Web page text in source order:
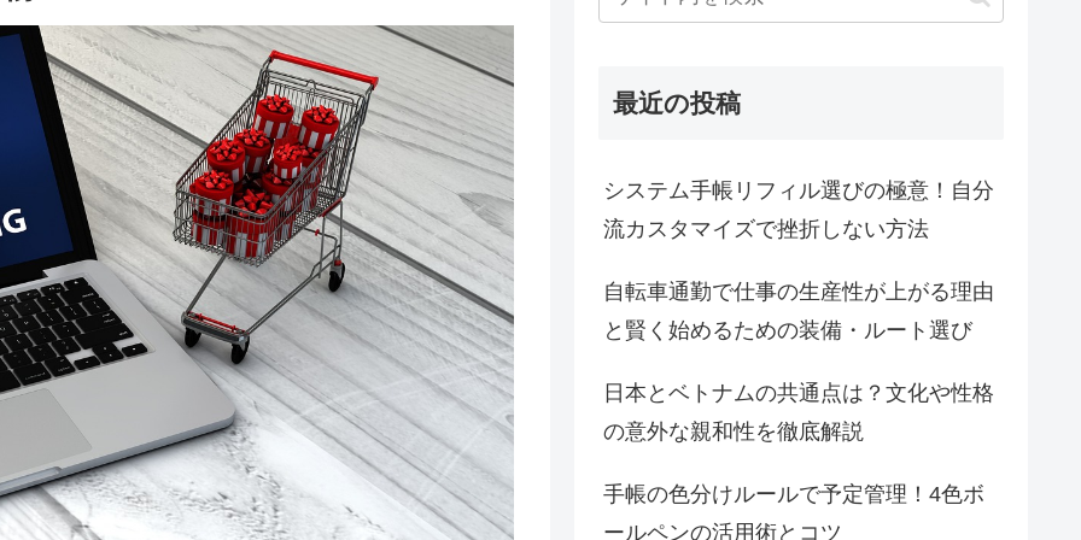
最近の投稿
システム手帳リフィル選びの極意！自分
流カスタマイズで挫折しない方法
自転車通勤で仕事の生産性が上がる理由
と賢く始めるための装備・ルート選び
日本とベトナムの共通点は？文化や性格
の意外な親和性を徹底解説
手帳の色分けルールで予定管理！4色ボ
ールペンの活用術とコツ